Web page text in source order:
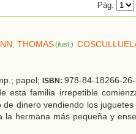
Pág.
THOMAS(ilust.)
papel; ISBN: 978-84-18266-
esta familia irrepetible
dinero vendiendo los
la hermana más pequeña y